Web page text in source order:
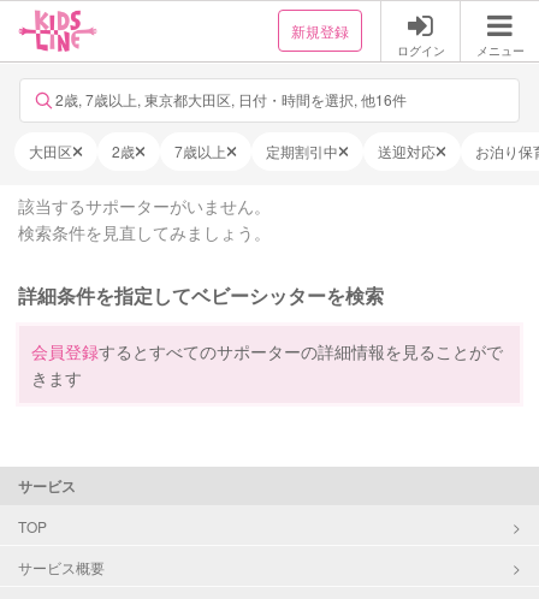
新規登録
ログイン メニュー
2歳, 7歳以上, 東京都大田区, 日付・時間を選択, 他16件
大田区 2歳 7歳以上 定期割引中 送迎対応 お泊り保
該当するサポーターがいません。
検索条件を見直してみましょう。
詳細条件を指定してベビーシッターを検索
会員登録するとすべてのサポーターの詳細情報を見ることがで
きます
サービス
TOP
サービス概要